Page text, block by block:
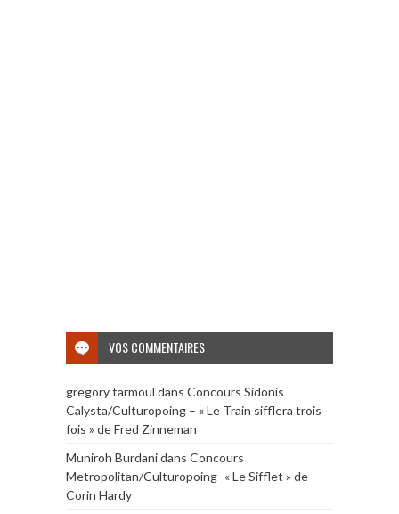
VOS COMMENTAIRES
gregory tarmoul dans Concours Sidonis
Calysta/Culturopoing – « Le Train sifflera trois
fois » de Fred Zinneman
Muniroh Burdanidans Concours
Metropolitan/Culturopoing -« Le Sifflet » de
Corin Hardy